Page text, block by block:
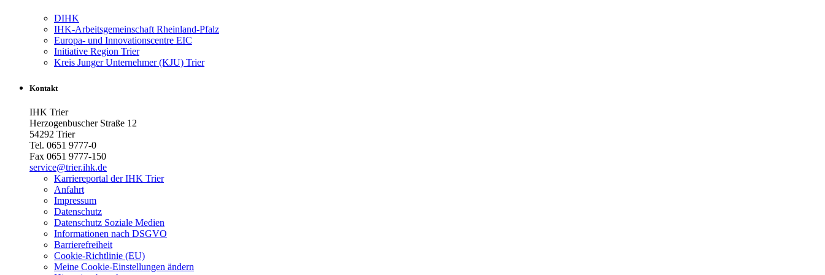
DIHK
IHK-Arbeitsgemeinschaft Rheinland-Pfalz
Europa- und Innovationscentre EIC
Initiative Region Trier
Kreis Junger Unternehmer (KJU) Trier
Kontakt
IHK Trier
Herzogenbuscher Straße 12
54292 Trier
Tel. 0651 9777-0
Fax 0651 9777-150
service@trier.ihk.de
Karriereportal der IHK Trier
Anfahrt
Impressum
Datenschutz
Datenschutz Soziale Medien
Informationen nach DSGVO
Barrierefreiheit
Cookie-Richtlinie (EU)
Meine Cookie-Einstellungen ändern